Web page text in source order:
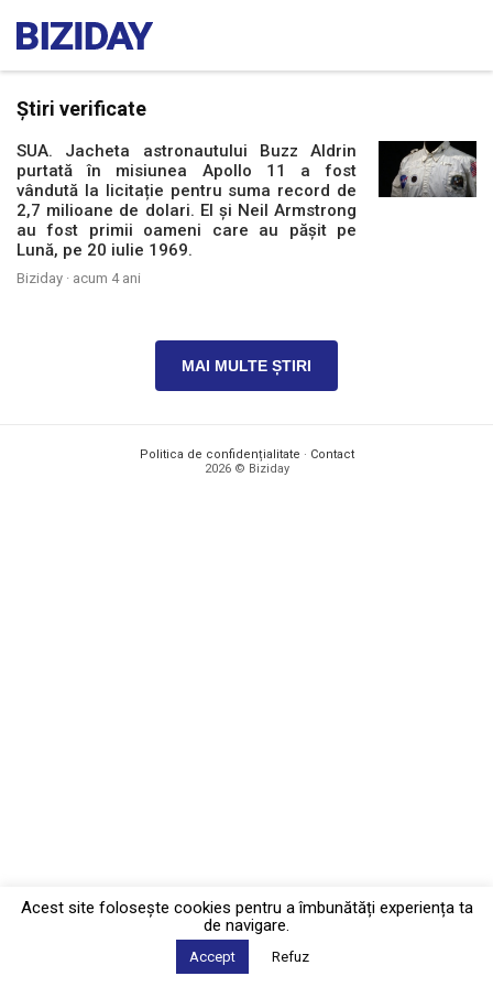
Știri verificate
SUA. Jacheta astronautului Buzz Aldrin
purtată în misiunea Apollo 11 a fost
vândută la licitație pentru suma record de
2,7 milioane de dolari. El și Neil Armstrong
au fost primii oameni care au pășit pe
Lună, pe 20 iulie 1969.
Biziday · acum 4 ani
MAI MULTE ȘTIRI
Politica de confidențialitate · Contact
2026 © Biziday
Acest site foloseşte cookies pentru a îmbunătăți experiența ta
de navigare.
Accept Refuz